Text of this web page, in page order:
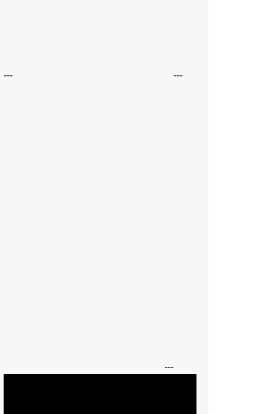
--- ---
---